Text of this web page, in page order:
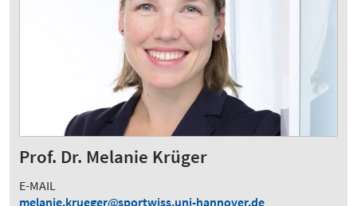
Prof. Dr. Melanie Krüger
E-MAIL
melanie.krueger
sportwiss.uni-hannover.de